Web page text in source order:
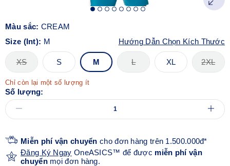
Màu sắc: CREAM
Size (Int): M Hướng Dẫn Chọn Kích Thước
XS S M L XL 2XL
Chỉ còn lại một số lượng ít
Số lượng:
Miễn phí vận chuyển cho đơn hàng trên 1.500.000đ*
Đăng Ký Ngay OneASICS™ để được miễn phí vận
chuyểnmọi đơn hàng.